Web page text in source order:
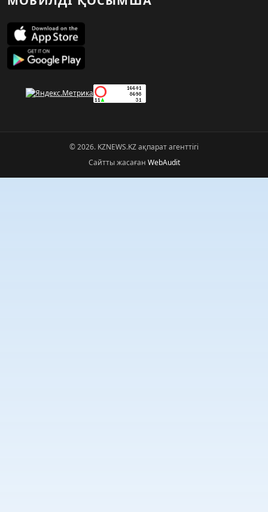
© 2026. KZNEWS.KZ ақпарат агенттігі
Сайтты жасаған WebAudit